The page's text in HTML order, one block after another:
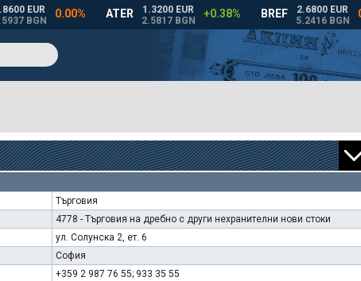
Търговия
4778 - Търговия на дребно с други нехранителни нови стоки
ул. Солунска 2, ет. 6
София
+359 2 987 76 55; 933 35 55